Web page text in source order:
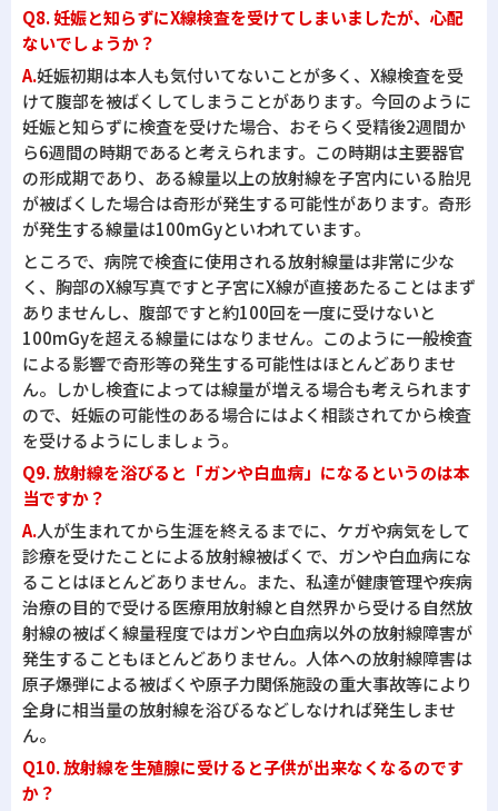
Q8. 妊娠と知らずにX線検査を受けてしまいましたが、心配
ないでしょうか？
A.妊娠初期は本人も気付いてないことが多く、X線検査を受
けて腹部を被ばくしてしまうことがあります。今回のように
妊娠と知らずに検査を受けた場合、おそらく受精後2週間か
ら6週間の時期であると考えられます。この時期は主要器官
の形成期であり、ある線量以上の放射線を子宮内にいる胎児
が被ばくした場合は奇形が発生する可能性があります。奇形
が発生する線量は100mGyといわれています。
ところで、病院で検査に使用される放射線量は非常に少な
く、胸部のX線写真ですと子宮にX線が直接あたることはまず
ありませんし、腹部ですと約100回を一度に受けないと
100mGyを超える線量にはなりません。このように一般検査
による影響で奇形等の発生する可能性はほとんどありませ
ん。しかし検査によっては線量が増える場合も考えられます
ので、妊娠の可能性のある場合にはよく相談されてから検査
を受けるようにしましょう。
Q9. 放射線を浴びると「ガンや白血病」になるというのは本
当ですか？
A.人が生まれてから生涯を終えるまでに、ケガや病気をして
診療を受けたことによる放射線被ばくで、ガンや白血病にな
ることはほとんどありません。また、私達が健康管理や疾病
治療の目的で受ける医療用放射線と自然界から受ける自然放
射線の被ばく線量程度ではガンや白血病以外の放射線障害が
発生することもほとんどありません。人体への放射線障害は
原子爆弾による被ばくや原子力関係施設の重大事故等により
全身に相当量の放射線を浴びるなどしなければ発生しませ
ん。
Q10. 放射線を生殖腺に受けると子供が出来なくなるのです
か？